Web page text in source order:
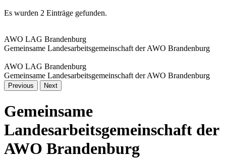
Es wurden 2 Einträge gefunden.
AWO LAG Brandenburg
Gemeinsame Landesarbeitsgemeinschaft der AWO Brandenburg
AWO LAG Brandenburg
Gemeinsame Landesarbeitsgemeinschaft der AWO Brandenburg
Previous Next
Gemeinsame
Landesarbeitsgemeinschaft der
AWO Brandenburg